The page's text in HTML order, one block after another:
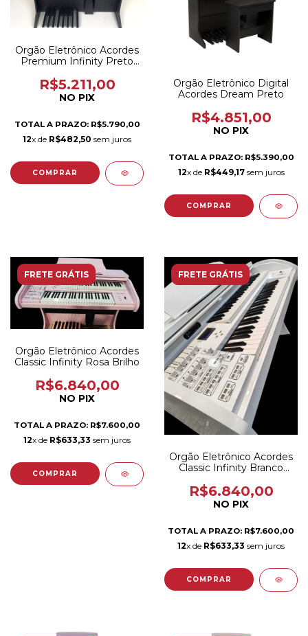
Orgão Eletrônico Acordes
Premium Infinity Preto
R$5.211,00
NO PIX
TOTAL A PRAZO: R$5.790,00
12x de R$482,50 sem juros
Orgão Eletrônico Digital
Acordes Dream Preto
R$4.851,00
NO PIX
TOTAL A PRAZO: R$5.390,00
12x de R$449,17sem juros
FRETE GRÁTIS
Orgão Eletrônico Acordes
Classic Infinity Rosa Brilho
R$6.840,00
NO PIX
TOTAL A PRAZO: R$7.600,00
12x de R$633,33 sem juros
FRETE GRÁTIS
Orgão Eletrônico Acordes
Classic Infinity Branco
R$6.840,00
NO PIX
TOTAL A PRAZO: R$7.600,00
12x de R$633,33 sem juros